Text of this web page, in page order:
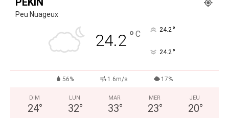
Peu Nuageux
24.2 ° C 24.2°
24.2°
56% 1.6m/s 17%
DIM
24°
LUN
32°
MAR
33°
MER
23°
JEU
20°